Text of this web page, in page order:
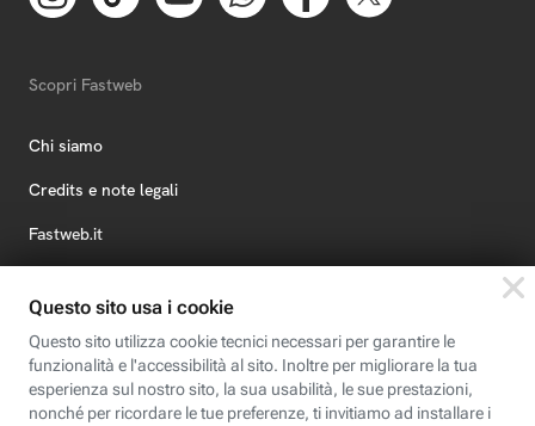
Scopri Fastweb
Chi siamo
Credits e note legali
Fastweb.it
Fastweb Digital Academy
STEP FuturAbility District